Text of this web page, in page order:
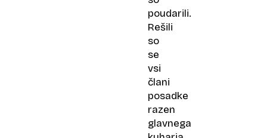
poudarili.
Rešili
so
se
vsi
člani
posadke
razen
glavnega